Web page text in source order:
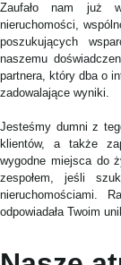
Zaufało nam już
nieruchomości,
poszukujących
naszemu
partnera, który dba o
zadowalające wyniki.
Jesteśmy dumni z
klientów, a także
wygodne miejsca do
zespołem, jeśli
nieruchomościami.
odpowiadała Twoim